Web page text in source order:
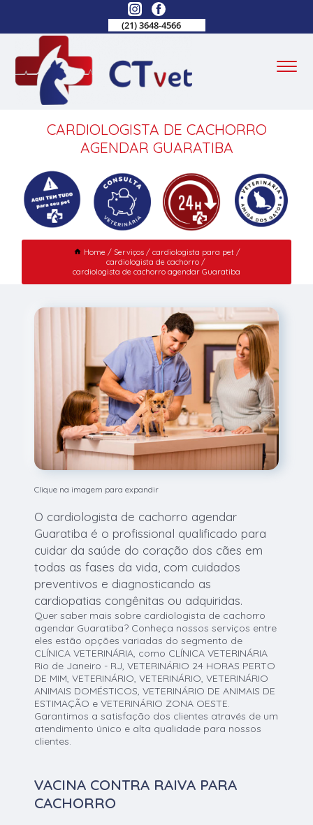
(21) 3648-4566
CARDIOLOGISTA DE CACHORRO
AGENDAR GUARATIBA
Home Serviços
cardiologista para pet
cardiologista de cachorro
cardiologista de cachorro agendar Guaratiba
Clique na imagem para expandir
O cardiologista de cachorro agendar
Guaratiba é o profissional qualificado para
cuidar da saúde do coração dos cães em
todas as fases da vida, com cuidados
preventivos e diagnosticando as
cardiopatias congênitas ou adquiridas.
Quer saber mais sobre cardiologista de cachorro
agendar Guaratiba? Conheça nossos serviços entre
eles estão opções variadas do segmento de
CLÍNICA VETERINÁRIA, como CLÍNICA VETERINÁRIA
Rio de Janeiro - RJ, VETERINÁRIO 24 HORAS PERTO
DE MIM, VETERINÁRIO, VETERINÁRIO, VETERINÁRIO
ANIMAIS DOMÉSTICOS, VETERINÁRIO DE ANIMAIS DE
ESTIMAÇÃO e VETERINÁRIO ZONA OESTE.
Garantimos a satisfação dos clientes através de um
atendimento único e alta qualidade para nossos
clientes.
VACINA CONTRA RAIVA PARA
CACHORRO